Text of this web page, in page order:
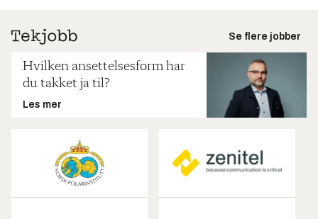
Se flere jobber
Hvilken ansettelsesform har
du takket ja til?
Les mer